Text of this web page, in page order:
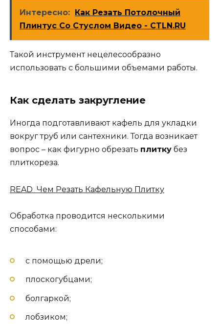
Интересно:
Как Резать Потолочный
Плинтус Со Стуслом Видео - CTLN.RU
Такой инструмент нецелесообразно
использовать с большими объемами работы.
Как сделать закругление
Иногда подготавливают кафель для укладки
вокруг труб или сантехники. Тогда возникает
вопрос – как фигурно обрезать плитку без
плиткореза.
READ Чем Резать Кафельную Плитку
Обработка проводится несколькими
способами:
с помощью дрели;
плоскогубцами;
болгаркой;
лобзиком;